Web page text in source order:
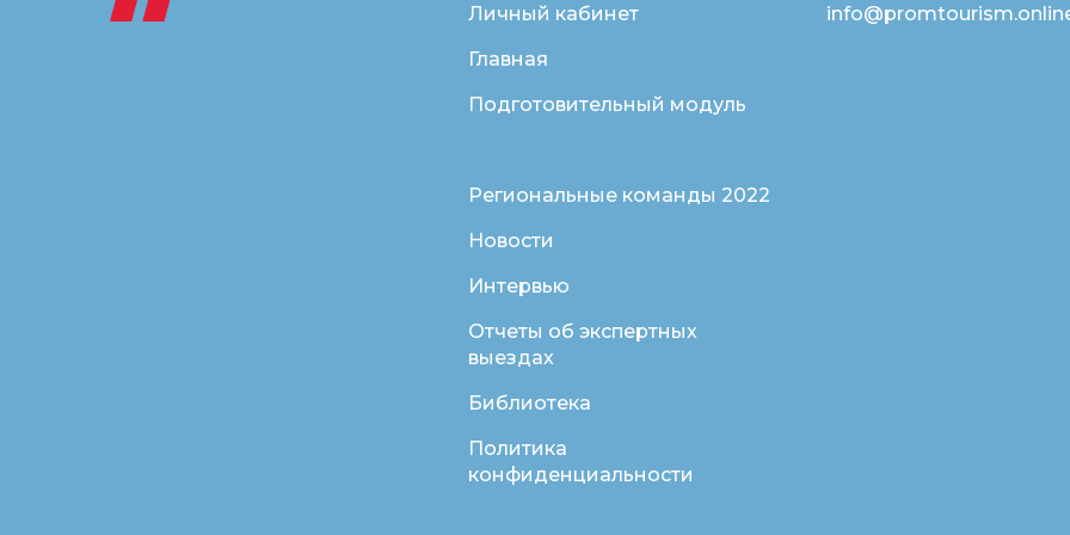
Главная
Подготовительный модуль
Личный кабинет
Новости
Политика
конфиденциальности
Библиотека
Региональные команды 2022
Интервью
Отчеты об экспертных
выездах